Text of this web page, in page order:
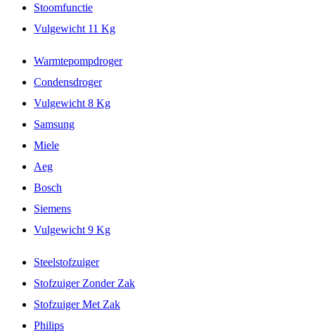
Stoomfunctie
Vulgewicht 11 Kg
Warmtepompdroger
Condensdroger
Vulgewicht 8 Kg
Samsung
Miele
Aeg
Bosch
Siemens
Vulgewicht 9 Kg
Steelstofzuiger
Stofzuiger Zonder Zak
Stofzuiger Met Zak
Philips